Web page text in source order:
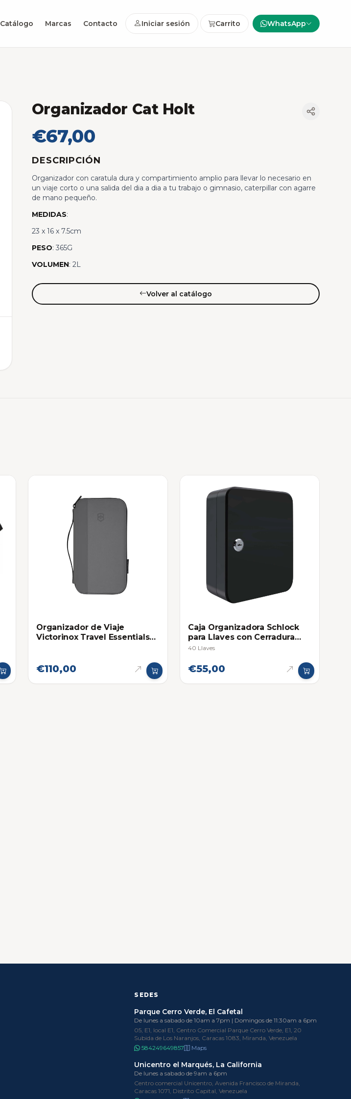
Catálogo Marcas Contacto Iniciar sesión Carrito WhatsApp
Organizador Cat Holt
€67,00
DESCRIPCIÓN
Organizador con caratula dura y compartimiento amplio para llevar lo necesario en
un viaje corto o una salida del dia a dia a tu trabajo o gimnasio, caterpillar con agarre
de mano pequeño.
MEDIDAS:
23 x 16 x 7.5cm
PESO: 365G
VOLUMEN: 2L
Volver al catálogo
Organizador de Viaje
Victorinox Travel Essentials
€110,00
Caja Organizadora Schlock
para Llaves con Cerradura
Negra
40 Llaves
€55,00
SEDES
Parque Cerro Verde, El Cafetal
De lunes a sabado de 10am a 7pm | Domingos de 11:30am a 6pm
05, E1, local E1, Centro Comercial Parque Cerro Verde, E1, 20
Subida de Los Naranjos, Caracas 1083, Miranda, Venezuela
584249649857
Maps
Unicentro el Marqués, La California
De lunes a sabado de 9am a 6pm
Centro comercial Unicentro, Avenida Francisco de Miranda,
Caracas 1071, Distrito Capital, Venezuela